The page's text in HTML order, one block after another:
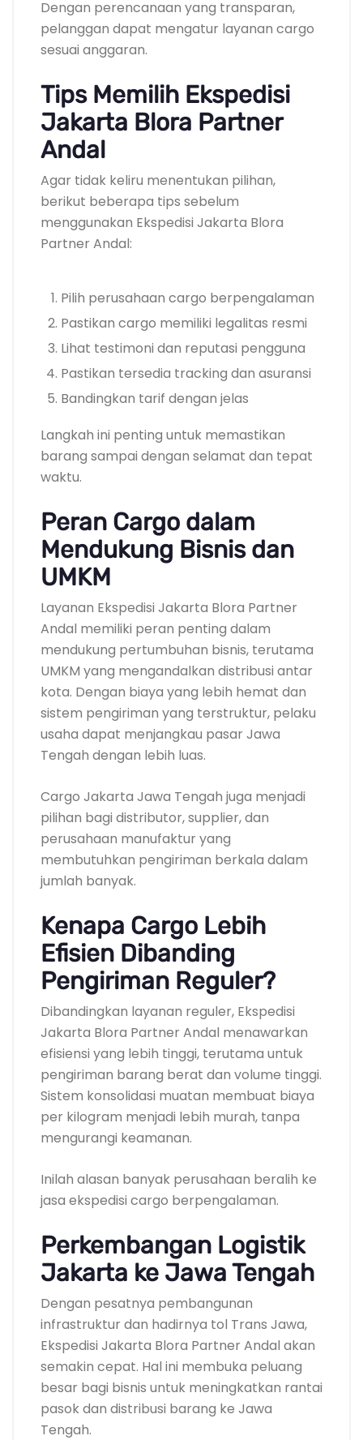
Dengan perencanaan yang transparan,
pelanggan dapat mengatur layanan cargo
sesuai anggaran.
Tips Memilih Ekspedisi
Jakarta Blora Partner
Andal
Agar tidak keliru menentukan pilihan,
berikut beberapa tips sebelum
menggunakan Ekspedisi Jakarta Blora
Partner Andal:
Pilih perusahaan cargo berpengalaman
Pastikan cargo memiliki legalitas resmi
Lihat testimoni dan reputasi pengguna
Pastikan tersedia tracking dan asuransi
Bandingkan tarif dengan jelas
Langkah ini penting untuk memastikan
barang sampai dengan selamat dan tepat
waktu.
Peran Cargo dalam
Mendukung Bisnis dan
UMKM
Layanan Ekspedisi Jakarta Blora Partner
Andal memiliki peran penting dalam
mendukung pertumbuhan bisnis, terutama
UMKM yang mengandalkan distribusi antar
kota. Dengan biaya yang lebih hemat dan
sistem pengiriman yang terstruktur, pelaku
usaha dapat menjangkau pasar Jawa
Tengah dengan lebih luas.
Cargo Jakarta Jawa Tengah juga menjadi
pilihan bagi distributor, supplier, dan
perusahaan manufaktur yang
membutuhkan pengiriman berkala dalam
jumlah banyak.
Kenapa Cargo Lebih
Efisien Dibanding
Pengiriman Reguler?
Dibandingkan layanan reguler, Ekspedisi
Jakarta Blora Partner Andal menawarkan
efisiensi yang lebih tinggi, terutama untuk
pengiriman barang berat dan volume tinggi.
Sistem konsolidasi muatan membuat biaya
per kilogram menjadi lebih murah, tanpa
mengurangi keamanan.
Inilah alasan banyak perusahaan beralih ke
jasa ekspedisi cargo berpengalaman.
Perkembangan Logistik
Jakarta ke Jawa Tengah
Dengan pesatnya pembangunan
infrastruktur dan hadirnya tol Trans Jawa,
Ekspedisi Jakarta Blora Partner Andal akan
semakin cepat. Hal ini membuka peluang
besar bagi bisnis untuk meningkatkan rantai
pasok dan distribusi barang ke Jawa
Tengah.